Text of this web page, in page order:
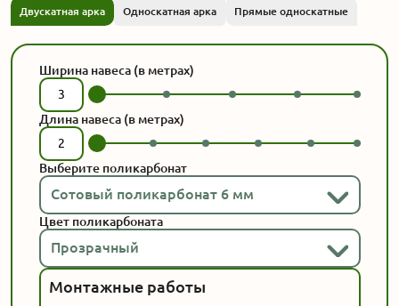
Двускатная арка Односкатная арка Прямые односкатные
Ширина навеса (в метрах)
Длина навеса (в метрах)
Выберите поликарбонат
Сотовый поликарбонат 6 мм
Цвет поликарбоната
Прозрачный
Монтажные работы